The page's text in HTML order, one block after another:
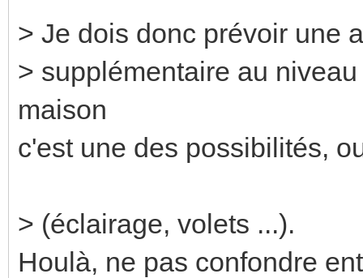
> Je dois donc prévoir une
> supplémentaire au
maison
c'est une des possibilités,
> (éclairage, volets ...).
Houlà, ne pas confondre